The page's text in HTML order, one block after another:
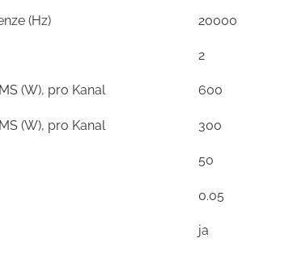
(Hz) 20000
2
(W), pro Kanal 600
(W), pro Kanal 300
50
0.05
ja